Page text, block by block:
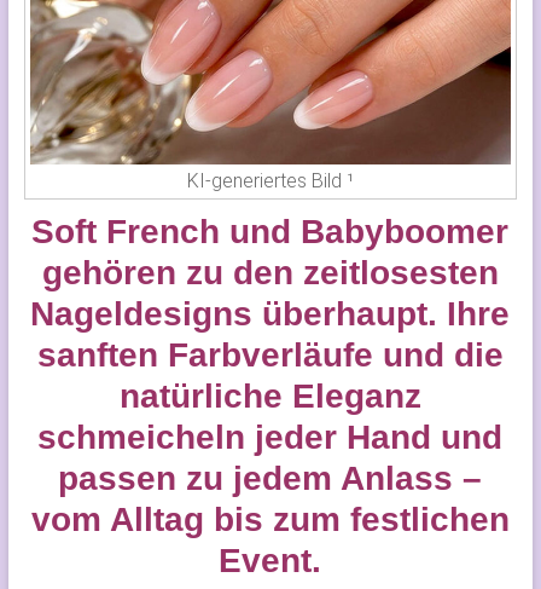
KI-generiertes Bild ¹
Soft French und Babyboomer
gehören zu den zeitlosesten
Nageldesigns überhaupt. Ihre
sanften Farbverläufe und die
natürliche Eleganz
schmeicheln jeder Hand und
passen zu jedem Anlass –
vom Alltag bis zum festlichen
Event.